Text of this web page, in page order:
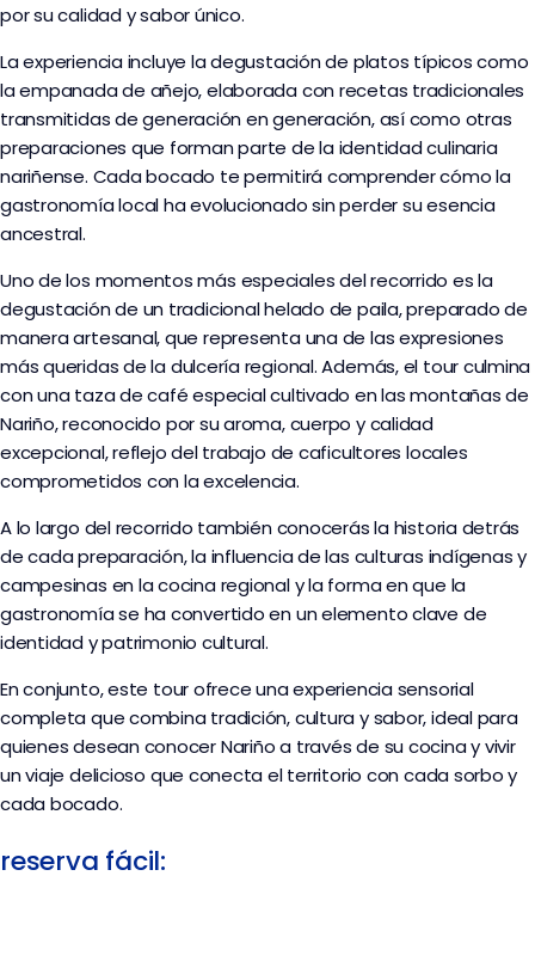
por su calidad y sabor único.
La experiencia incluye la degustación de platos típicos como
la empanada de añejo, elaborada con recetas tradicionales
transmitidas de generación en generación, así como otras
preparaciones que forman parte de la identidad culinaria
nariñense. Cada bocado te permitirá comprender cómo la
gastronomía local ha evolucionado sin perder su esencia
ancestral.
Uno de los momentos más especiales del recorrido es la
degustación de un tradicional helado de paila, preparado de
manera artesanal, que representa una de las expresiones
más queridas de la dulcería regional. Además, el tour culmina
con una taza de café especial cultivado en las montañas de
Nariño, reconocido por su aroma, cuerpo y calidad
excepcional, reflejo del trabajo de caficultores locales
comprometidos con la excelencia.
A lo largo del recorrido también conocerás la historia detrás
de cada preparación, la influencia de las culturas indígenas y
campesinas en la cocina regional y la forma en que la
gastronomía se ha convertido en un elemento clave de
identidad y patrimonio cultural.
En conjunto, este tour ofrece una experiencia sensorial
completa que combina tradición, cultura y sabor, ideal para
quienes desean conocer Nariño a través de su cocina y vivir
un viaje delicioso que conecta el territorio con cada sorbo y
cada bocado.
reserva fácil: